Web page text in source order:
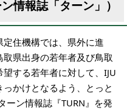
情報誌「ターン」）
住機構では、県外に進
県出身の若年者及び鳥取
する若年者に対して、IJU
っかけとなるよう、とっと
ーン情報誌『TURN』を発